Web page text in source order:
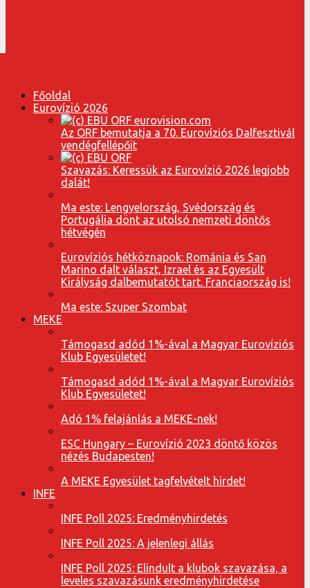
Főoldal
Eurovízió 2026
Az ORF bemutatja a 70. Eurovíziós Dalfesztivál
vendégfellépőit
Szavazás: Keressük az Eurovízió 2026 legjobb
dalát!
Ma este: Lengyelország, Svédország és
Portugália dönt az utolsó nemzeti döntős
hétvégén
Eurovíziós hétköznapok: Románia és San
Marino dalt választ, Izrael és az Egyesült
Királyság dalbemutatót tart. Franciaország is!
Ma este: Szuper Szombat
MEKE
Támogasd adód 1%-ával a Magyar Eurovíziós
Klub Egyesületet!
Támogasd adód 1%-ával a Magyar Eurovíziós
Klub Egyesületet!
Adó 1% felajánlás a MEKE-nek!
ESC Hungary – Eurovízió 2023 döntő közös
nézés Budapesten!
A MEKE Egyesület tagfelvételt hirdet!
INFE
INFE Poll 2025: Eredményhirdetés
INFE Poll 2025: A jelenlegi állás
INFE Poll 2025: Elindult a klubok szavazása, a
leveles szavazásunk eredményhirdetése